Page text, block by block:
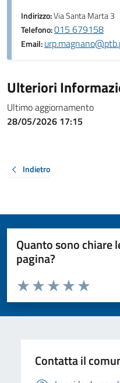
Indirizzo:Via Santa Marta 3
Telefono:015 679158
Email:
Ulteriori
Ultimo aggiornamento
28/05/2026 17:15
Indietro
Quanto sono chiare
pagina?
Valuta da 1 a 5 stelle la pagina
Valuta 5
Valuta 4 stelle
Valuta 3 stelle su
Valuta 2 stelle su 5
Valuta 1 stelle su 5
Contatta il